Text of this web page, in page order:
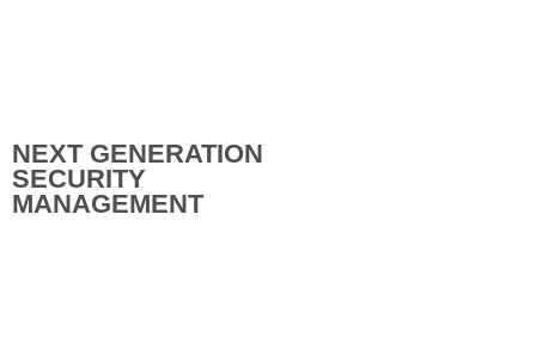
NEXT GENERATION
SECURITY
MANAGEMENT